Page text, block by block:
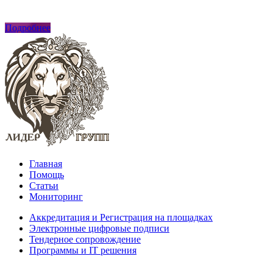
Подробнее
Главная
Помощь
Статьи
Мониторинг
Аккредитация и Регистрация на площадках
Электронные цифровые подписи
Тендерное сопровождение
Программы и IT решения